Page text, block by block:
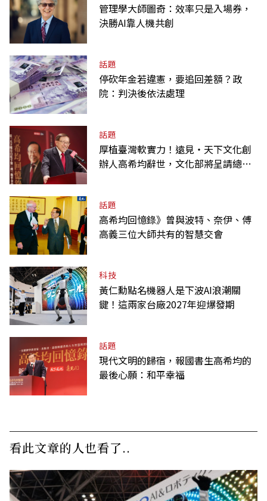
管理學大師圖奇：效率只是入場券，
決勝AI靠人機共創
話題
停砍年金若違憲，要追回差額？政
院：判決後依法處理
話題
厚植臺灣軟實力！遠見‧天下文化創
辦人高希均辭世，文化部將呈請總統
話題
高希均回憶錄》曾與波特、奈伊、傅
高義三位大師共有的智慧交會
科技
黃仁勳點名機器人是下波AI浪潮關
鍵！這兩家台廠2027年迎爆發期
話題
現代文明的歸宿，報國書生高希均的
最後心願：和平幸福
看此文章的人也看了..